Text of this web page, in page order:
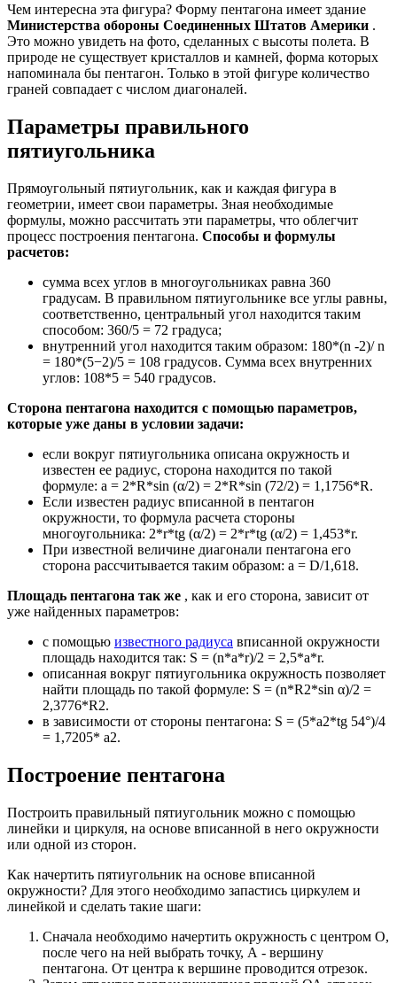
Чем интересна эта фигура? Форму пентагона имеет здание
Министерства обороны Соединенных Штатов Америки .
Это можно увидеть на фото, сделанных с высоты полета. В
природе не существует кристаллов и камней, форма которых
напоминала бы пентагон. Только в этой фигуре количество
граней совпадает с числом диагоналей.
Параметры правильного
пятиугольника
Прямоугольный пятиугольник, как и каждая фигура в
геометрии, имеет свои параметры. Зная необходимые
формулы, можно рассчитать эти параметры, что облегчит
процесс построения пентагона. Способы и формулы
расчетов:
сумма всех углов в многоугольниках равна 360
градусам. В правильном пятиугольнике все углы равны,
соответственно, центральный угол находится таким
способом: 360/5 = 72 градуса;
внутренний угол находится таким образом: 180*(n -2)/ n
= 180*(5−2)/5 = 108 градусов. Сумма всех внутренних
углов: 108*5 = 540 градусов.
Сторона пентагона находится с помощью параметров,
которые уже даны в условии задачи:
если вокруг пятиугольника описана окружность и
известен ее радиус, сторона находится по такой
формуле: a = 2*R*sin (α/2) = 2*R*sin (72/2) = 1,1756*R.
Если известен радиус вписанной в пентагон
окружности, то формула расчета стороны
многоугольника: 2*r*tg (α/2) = 2*r*tg (α/2) = 1,453*r.
При известной величине диагонали пентагона его
сторона рассчитывается таким образом: а = D/1,618.
Площадь пентагона так же , как и его сторона, зависит от
уже найденных параметров:
с помощью известного радиуса вписанной окружности
площадь находится так: S = (n*a*r)/2 = 2,5*a*r.
описанная вокруг пятиугольника окружность позволяет
найти площадь по такой формуле: S = (n*R2*sin α)/2 =
2,3776*R2.
в зависимости от стороны пентагона: S = (5*a2*tg 54°)/4
= 1,7205* a2.
Построение пентагона
Построить правильный пятиугольник можно с помощью
линейки и циркуля, на основе вписанной в него окружности
или одной из сторон.
Как начертить пятиугольник на основе вписанной
окружности? Для этого необходимо запастись циркулем и
линейкой и сделать такие шаги:
Сначала необходимо начертить окружность с центром О,
после чего на ней выбрать точку, А - вершину
пентагона. От центра к вершине проводится отрезок.